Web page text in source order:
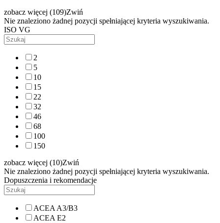
zobacz więcej (109)Zwiń
Nie znaleziono żadnej pozycji spełniającej kryteria wyszukiwania.
ISO VG
2
5
10
15
22
32
46
68
100
150
zobacz więcej (10)Zwiń
Nie znaleziono żadnej pozycji spełniającej kryteria wyszukiwania.
Dopuszczenia i rekomendacje
ACEA A3/B3
ACEA E2